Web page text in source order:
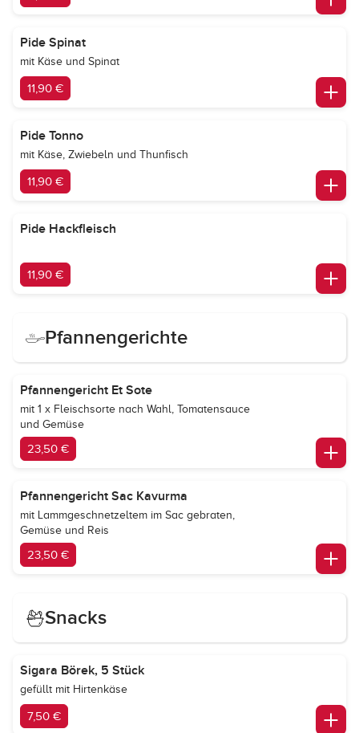
Pide Spinat
mit Käse und Spinat
11,90 €
Pide Tonno
mit Käse, Zwiebeln und Thunfisch
11,90 €
Pide Hackfleisch
11,90 €
Pfannengerichte
Pfannengericht Et Sote
mit 1 x Fleischsorte nach Wahl, Tomatensauce
und Gemüse
23,50 €
Pfannengericht Sac Kavurma
mit Lammgeschnetzeltem im Sac gebraten,
Gemüse und Reis
23,50 €
Snacks
Sigara Börek, 5 Stück
gefüllt mit Hirtenkäse
7,50 €